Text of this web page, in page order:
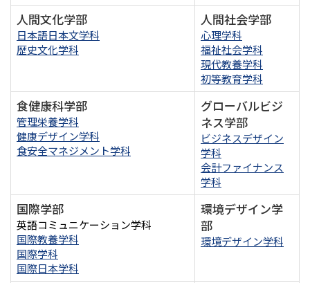
人間文化学部
日本語日本文学科
歴史文化学科
人間社会学部
心理学科
福祉社会学科
現代教養学科
初等教育学科
食健康科学部
管理栄養学科
健康デザイン学科
食安全マネジメント学科
グローバルビジ
ネス学部
ビジネスデザイン
学科
会計ファイナンス
学科
国際学部
英語コミュニケーション学科
国際教養学科
国際学科
国際日本学科
環境デザイン学
部
環境デザイン学科